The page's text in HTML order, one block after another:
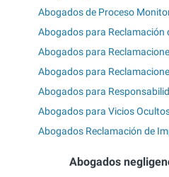
Abogados de Proceso
Abogados para Reclamación
Abogados para
Abogados para
Abogados para
Abogados para Vicios
Abogados Reclamación de
Abogados